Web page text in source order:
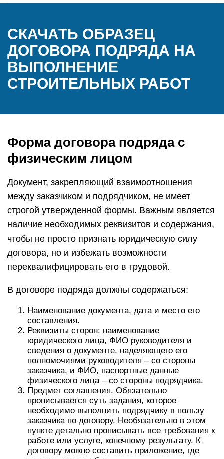
СКАЧАТЬ ОБРАЗЕЦ
ДОГОВОРА ПОДРЯДА НА
ВЫПОЛНЕНИЕ
СТРОИТЕЛЬНЫХ РАБОТ
Форма договора подряда с
физическим лицом
Документ, закрепляющий взаимоотношения
между заказчиком и подрядчиком, не имеет
строгой утвержденной формы. Важным является
наличие необходимых реквизитов и содержания,
чтобы не просто признать юридическую силу
договора, но и избежать возможности
переквалифицировать его в трудовой.
В договоре подряда должны содержаться:
Наименование документа, дата и место его
составления.
Реквизиты сторон: наименование
юридического лица, ФИО руководителя и
сведения о документе, наделяющего его
полномочиями руководителя – со стороны
заказчика, и ФИО, паспортные данные
физического лица – со стороны подрядчика.
Предмет соглашения. Обязательно
прописывается суть задания, которое
необходимо выполнить подрядчику в пользу
заказчика по договору. Необязательно в этом
пункте детально прописывать все требования к
работе или услуге, конечному результату. К
договору можно составить приложение, где